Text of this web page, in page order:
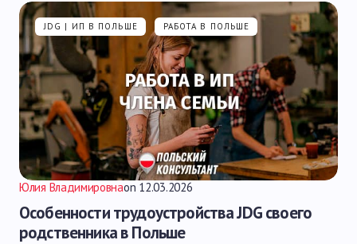
JDG | ИП В ПОЛЬШЕ РАБОТА В ПОЛЬШЕ
Юлия Владимировнаon 12.03.2026
Особенности трудоустройства JDG своего
родственника в Польше